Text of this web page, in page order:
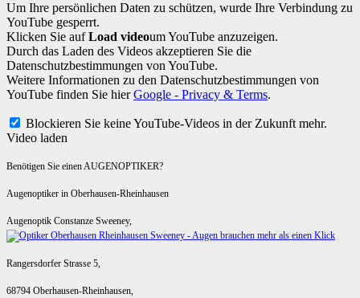
Um Ihre persönlichen Daten zu schützen, wurde Ihre Verbindung zu
YouTube gesperrt.
Klicken Sie aufLoad videoum YouTube anzuzeigen.
Durch das Laden des Videos akzeptieren Sie die
Datenschutzbestimmungen von YouTube.
Weitere Informationen zu den Datenschutzbestimmungen von
YouTube finden Sie hierGoogle - Privacy & Terms.
Blockieren Sie keine YouTube-Videos in der Zukunft mehr.
Video laden
Benötigen Sie einen AUGENOPTIKER?
Augenoptiker in Oberhausen-Rheinhausen
Augenoptik Constanze Sweeney,
Rangersdorfer Strasse 5,
68794 Oberhausen-Rheinhausen,